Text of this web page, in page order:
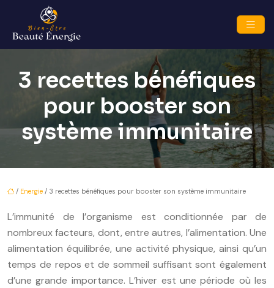
3 recettes bénéfiques
pour booster son
système immunitaire
/ Energie / 3 recettes bénéfiques pour booster son système immunitaire
L’immunité de l’organisme est conditionnée par de
nombreux facteurs, dont, entre autres, l’alimentation. Une
alimentation équilibrée, une activité physique, ainsi qu’un
temps de repos et de sommeil suffisant sont également
d’une grande importance. L’hiver est une période où les